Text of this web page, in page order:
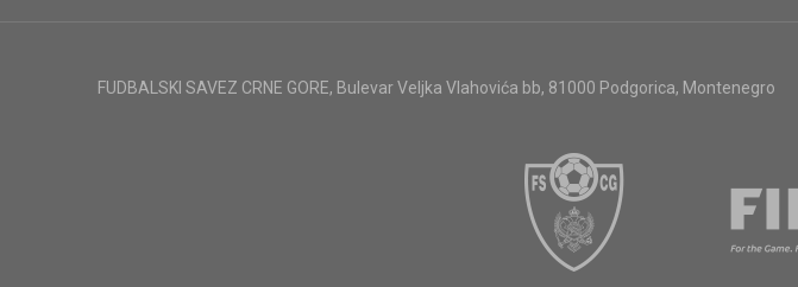
FUDBALSKI SAVEZ CRNE GORE, Bulevar Veljka Vlahovića bb, 81000 Podgorica, Montenegro